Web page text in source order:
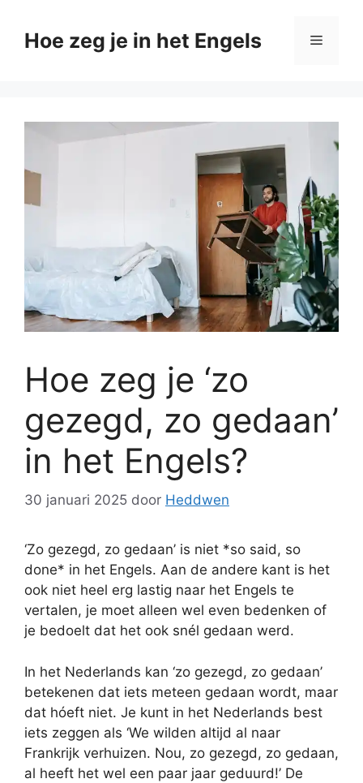
naarHoe zeg je in het Engels Menu
Hoe zeg je ‘zo
gezegd, zo gedaan’
in het Engels?
30 januari 2025 door Heddwen
‘Zo gezegd, zo gedaan’ is niet *so said, so
done* in het Engels. Aan de andere kant is het
ook niet heel erg lastig naar het Engels te
vertalen, je moet alleen wel even bedenken of
je bedoelt dat het ook snél gedaan werd.
In het Nederlands kan ‘zo gezegd, zo gedaan’
betekenen dat iets meteen gedaan wordt, maar
dat hóeft niet. Je kunt in het Nederlands best
iets zeggen als ‘We wilden altijd al naar
Frankrijk verhuizen. Nou, zo gezegd, zo gedaan,
al heeft het wel een paar jaar geduurd!’ De